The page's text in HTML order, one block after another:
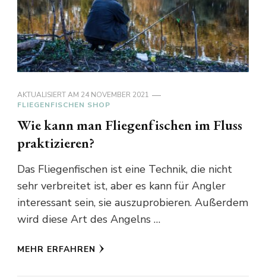
AKTUALISIERT AM 24 NOVEMBER 2021
FLIEGENFISCHEN SHOP
Wie kann man Fliegenfischen im Fluss
praktizieren?
Das Fliegenfischen ist eine Technik, die nicht
sehr verbreitet ist, aber es kann für Angler
interessant sein, sie auszuprobieren. Außerdem
wird diese Art des Angelns …
MEHR ERFAHREN